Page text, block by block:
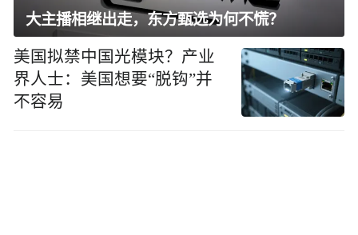
大主播相继出走，东方甄选为何不慌？
美国拟禁中国光模块？产业
界人士：美国想要“脱钩”并
不容易